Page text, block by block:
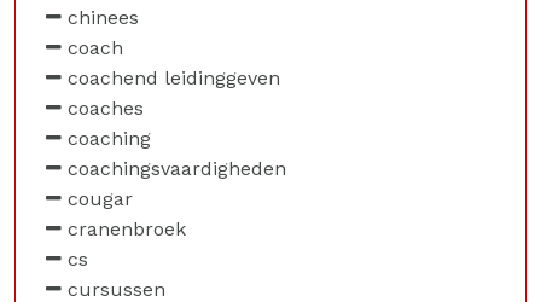
chinees
coach
coachend leidinggeven
coaches
coaching
coachingsvaardigheden
cougar
cranenbroek
cs
cursussen